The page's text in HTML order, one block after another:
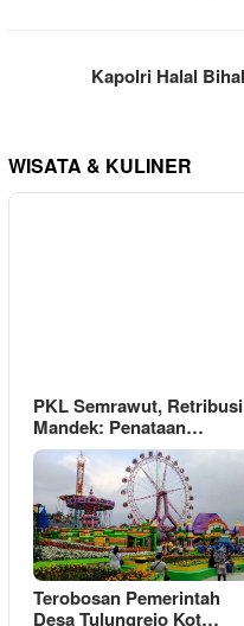
Kapolri Halal
WISATA & KULINER
PKL Semrawut, Retribusi
Mandek: Penataan…
Terobosan Pemerintah
Desa Tulungrejo Kot…